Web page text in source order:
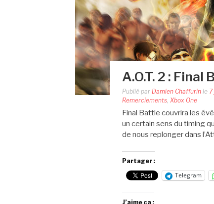
A.O.T. 2 :
Publié par Damien Chaffurin le
Remerciements, Xbox One
Final Battle couvrira les
un certain sens du timing
de nous replonger dans
Partager :
Telegram
J’aime ça :